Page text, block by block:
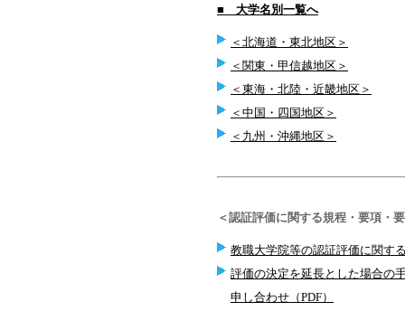
■ 大学名別一覧へ
＜北海道・東北地区＞
＜関東・甲信越地区＞
＜東海・北陸・近畿地区＞
＜中国・四国地区＞
＜九州・沖縄地区＞
＜認証評価に関する規程・要項・
教職大学院等の認証評価に関す
評価の決定を延長とした場合の
申し合わせ（PDF）